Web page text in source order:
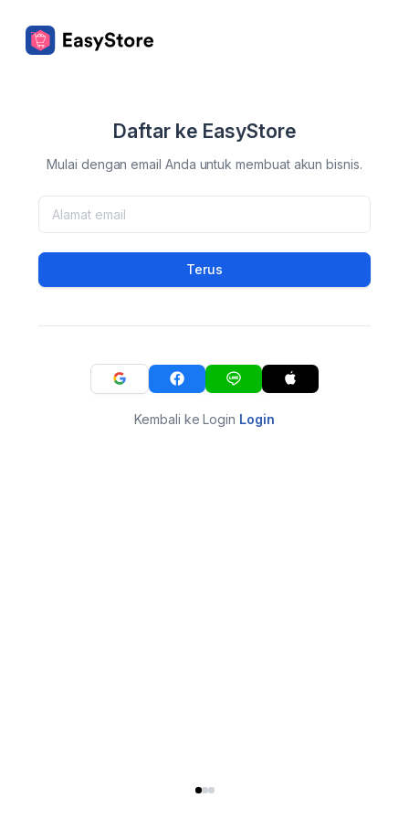
Daftar ke EasyStore
Mulai dengan email Anda untuk membuat akun bisnis.
Terus
Kembali ke Login Login